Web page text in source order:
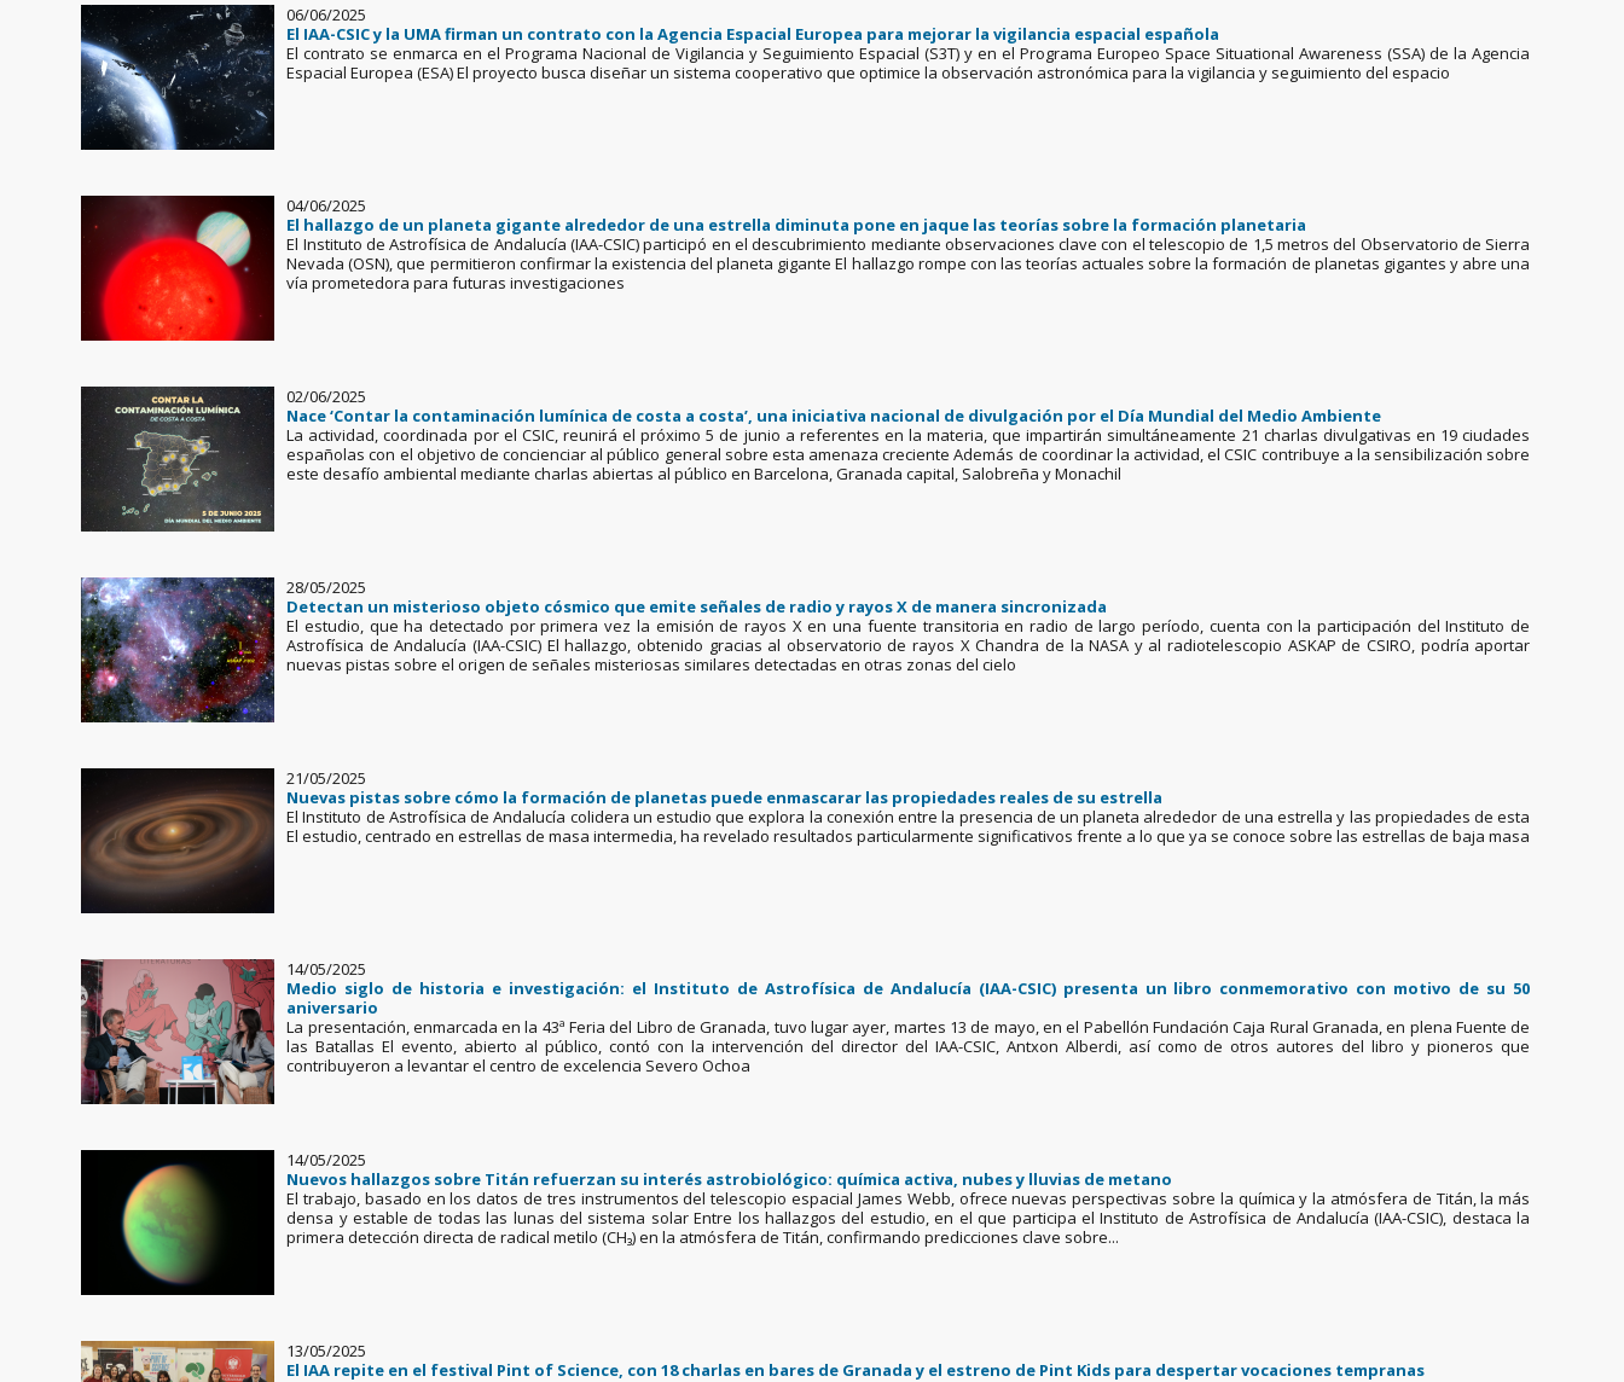
06/06/2025
El IAA-CSIC y la UMA firman un contrato con la Agencia Espacial Europea para mejorar la vigilancia espacial española
El contrato se enmarca en el Programa Nacional de Vigilancia y Seguimiento Espacial (S3T) y en el Programa Europeo Space Situational Awareness (SSA) de la Agencia
Espacial Europea (ESA) El proyecto busca diseñar un sistema cooperativo que optimice la observación astronómica para la vigilancia y seguimiento del espacio
04/06/2025
El hallazgo de un planeta gigante alrededor de una estrella diminuta pone en jaque las teorías sobre la formación planetaria
El Instituto de Astrofísica de Andalucía (IAA-CSIC) participó en el descubrimiento mediante observaciones clave con el telescopio de 1,5 metros del Observatorio de Sierra
Nevada (OSN), que permitieron confirmar la existencia del planeta gigante El hallazgo rompe con las teorías actuales sobre la formación de planetas gigantes y abre una
vía prometedora para futuras investigaciones
02/06/2025
Nace ‘Contar la contaminación lumínica de costa a costa’, una iniciativa nacional de divulgación por el Día Mundial del Medio Ambiente
La actividad, coordinada por el CSIC, reunirá el próximo 5 de junio a referentes en la materia, que impartirán simultáneamente 21 charlas divulgativas en 19 ciudades
españolas con el objetivo de concienciar al público general sobre esta amenaza creciente Además de coordinar la actividad, el CSIC contribuye a la sensibilización sobre
este desafío ambiental mediante charlas abiertas al público en Barcelona, Granada capital, Salobreña y Monachil
28/05/2025
Detectan un misterioso objeto cósmico que emite señales de radio y rayos X de manera sincronizada
El estudio, que ha detectado por primera vez la emisión de rayos X en una fuente transitoria en radio de largo período, cuenta con la participación del Instituto de
Astrofísica de Andalucía (IAA-CSIC) El hallazgo, obtenido gracias al observatorio de rayos X Chandra de la NASA y al radiotelescopio ASKAP de CSIRO, podría aportar
nuevas pistas sobre el origen de señales misteriosas similares detectadas en otras zonas del cielo
21/05/2025
Nuevas pistas sobre cómo la formación de planetas puede enmascarar las propiedades reales de su estrella
El Instituto de Astrofísica de Andalucía colidera un estudio que explora la conexión entre la presencia de un planeta alrededor de una estrella y las propiedades de esta
El estudio, centrado en estrellas de masa intermedia, ha revelado resultados particularmente significativos frente a lo que ya se conoce sobre las estrellas de baja masa
14/05/2025
Medio siglo de historia e investigación: el Instituto de Astrofísica de Andalucía (IAA-CSIC) presenta un libro conmemorativo con motivo de su 50
aniversario
La presentación, enmarcada en la 43ª Feria del Libro de Granada, tuvo lugar ayer, martes 13 de mayo, en el Pabellón Fundación Caja Rural Granada, en plena Fuente de
las Batallas El evento, abierto al público, contó con la intervención del director del IAA-CSIC, Antxon Alberdi, así como de otros autores del libro y pioneros que
contribuyeron a levantar el centro de excelencia Severo Ochoa
14/05/2025
Nuevos hallazgos sobre Titán refuerzan su interés astrobiológico: química activa, nubes y lluvias de metano
El trabajo, basado en los datos de tres instrumentos del telescopio espacial James Webb, ofrece nuevas perspectivas sobre la química y la atmósfera de Titán, la más
densa y estable de todas las lunas del sistema solar Entre los hallazgos del estudio, en el que participa el Instituto de Astrofísica de Andalucía (IAA-CSIC), destaca la
primera detección directa de radical metilo (CH₃) en la atmósfera de Titán, confirmando predicciones clave sobre...
13/05/2025
El IAA repite en el festival Pint of Science, con 18 charlas en bares de Granada y el estreno de Pint Kids para despertar vocaciones tempranas